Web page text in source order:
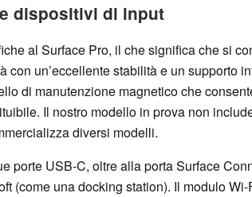
dispositivi di input
al Surface Pro, il che significa che si
con un’eccellente stabilità e un supporto
di manutenzione magnetico che
Il nostro modello in prova non
diversi modelli.
porte USB-C, oltre alla porta Surface
(come una docking station). Il modulo Wi-